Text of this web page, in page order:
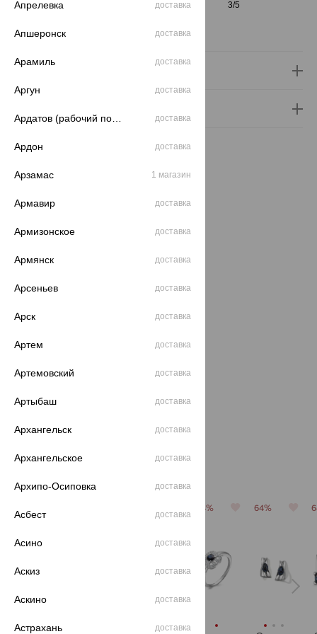
ЧИСТОТА 2/2 3/5
Сертификаты на камни
Доставка и оплата
Похожие изделия
Браслет,
сапфир,
BRILLIANT
174 247
484 020₽
браслет,
сапфир,
BRILLIANT
339 876
944 100₽
С этим часто покупают
64% 64%
Апрелевка доставка
Апшеронск доставка
Арамиль доставка
Аргун доставка
доставка
Ардон доставка
Арзамас 1 магазин
Армавир доставка
Армизонское доставка
Армянск доставка
Арсеньев доставка
Арск доставка
Артем доставка
Артемовский доставка
Артыбаш доставка
Архангельск доставка
Архангельское доставка
Архипо-Осиповка доставка
Асбест доставка
Асино доставка
Аскиз доставка
Аскино доставка
Астрахань доставка